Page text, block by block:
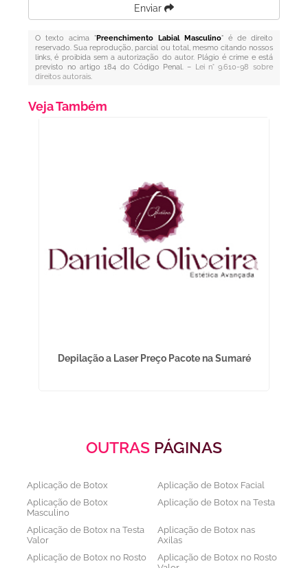
Enviar
O texto acima "Preenchimento Labial Masculino" é de direito
reservado. Sua reprodução, parcial ou total, mesmo citando nossos
links, é proibida sem a autorização do autor. Plágio é crime e está
previsto no artigo 184 do Código Penal. – Lei n° 9.610-98 sobre
direitos autorais.
Veja Também
Depilação a Laser Preço Pacote na Sumaré
OUTRAS PÁGINAS
Aplicação de Botox
Aplicação de Botox Facial
Aplicação de Botox
Masculino
Aplicação de Botox na Testa
Aplicação de Botox na Testa
Valor
Aplicação de Botox nas
Axilas
Aplicação de Botox no Rosto
Aplicação de Botox no Rosto